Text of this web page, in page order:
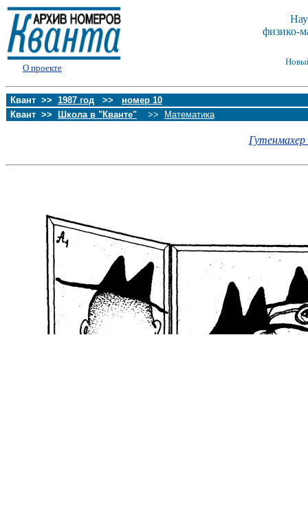
О проекте
физико-
Квант >> 1987 год >> номер 10
Квант >>
Школа в "Кванте" >> Математика
Гутенмахер